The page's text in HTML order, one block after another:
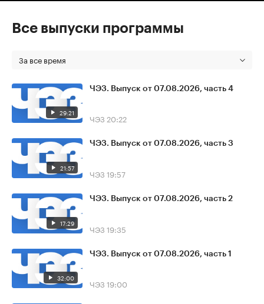
Все выпуски программы
За все время
29:21
ЧЭЗ. Выпуск от 07.08.2026, часть 4
ЧЭЗ 20:22
21:57
ЧЭЗ. Выпуск от 07.08.2026, часть 3
ЧЭЗ 19:57
17:29
ЧЭЗ. Выпуск от 07.08.2026, часть 2
ЧЭЗ 19:35
32:00
ЧЭЗ. Выпуск от 07.08.2026, часть 1
ЧЭЗ 19:00